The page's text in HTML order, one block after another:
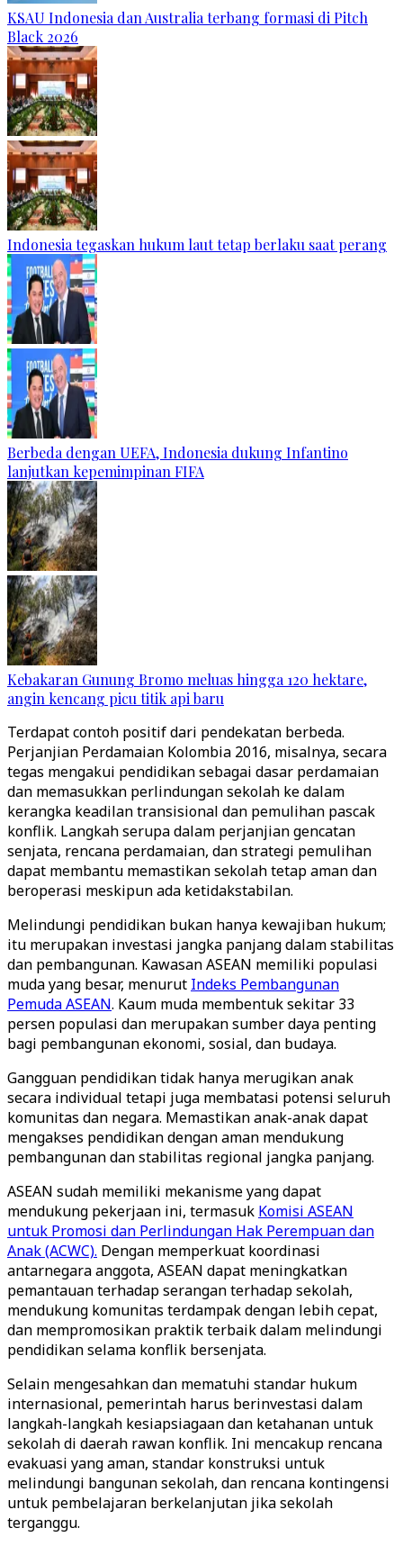
KSAU Indonesia dan Australia terbang formasi di Pitch
Black 2026
Indonesia tegaskan hukum laut tetap berlaku saat perang
Berbeda dengan UEFA, Indonesia dukung Infantino
lanjutkan kepemimpinan FIFA
Kebakaran Gunung Bromo meluas hingga 120 hektare,
angin kencang picu titik api baru
Terdapat contoh positif dari pendekatan berbeda.
Perjanjian Perdamaian Kolombia 2016, misalnya, secara
tegas mengakui pendidikan sebagai dasar perdamaian
dan memasukkan perlindungan sekolah ke dalam
kerangka keadilan transisional dan pemulihan pascak
konflik. Langkah serupa dalam perjanjian gencatan
senjata, rencana perdamaian, dan strategi pemulihan
dapat membantu memastikan sekolah tetap aman dan
beroperasi meskipun ada ketidakstabilan.
Melindungi pendidikan bukan hanya kewajiban hukum;
itu merupakan investasi jangka panjang dalam stabilitas
dan pembangunan. Kawasan ASEAN memiliki populasi
muda yang besar, menurut Indeks Pembangunan
Pemuda ASEAN. Kaum muda membentuk sekitar 33
persen populasi dan merupakan sumber daya penting
bagi pembangunan ekonomi, sosial, dan budaya.
Gangguan pendidikan tidak hanya merugikan anak
secara individual tetapi juga membatasi potensi seluruh
komunitas dan negara. Memastikan anak-anak dapat
mengakses pendidikan dengan aman mendukung
pembangunan dan stabilitas regional jangka panjang.
ASEAN sudah memiliki mekanisme yang dapat
mendukung pekerjaan ini, termasuk Komisi ASEAN
untuk Promosi dan Perlindungan Hak Perempuan dan
Anak (ACWC). Dengan memperkuat koordinasi
antarnegara anggota, ASEAN dapat meningkatkan
pemantauan terhadap serangan terhadap sekolah,
mendukung komunitas terdampak dengan lebih cepat,
dan mempromosikan praktik terbaik dalam melindungi
pendidikan selama konflik bersenjata.
Selain mengesahkan dan mematuhi standar hukum
internasional, pemerintah harus berinvestasi dalam
langkah-langkah kesiapsiagaan dan ketahanan untuk
sekolah di daerah rawan konflik. Ini mencakup rencana
evakuasi yang aman, standar konstruksi untuk
melindungi bangunan sekolah, dan rencana kontingensi
untuk pembelajaran berkelanjutan jika sekolah
terganggu.